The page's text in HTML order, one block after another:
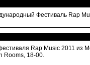
Фестиваль Rap
Rap Music 2011 из
Rooms, 18-00.